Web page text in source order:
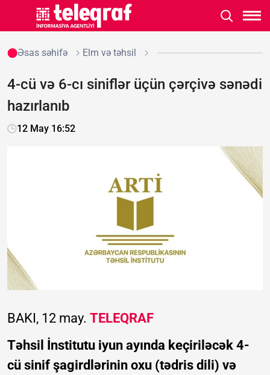
Əsas səhifə Elm və təhsil
4-cü və 6-cı siniflər üçün çərçivə sənədi
hazırlanıb
12 May 16:52
BAKI, 12 may. TELEQRAF
Təhsil İnstitutu iyun ayında keçiriləcək 4-
cü sinif şagirdlərinin oxu (tədris dili) və